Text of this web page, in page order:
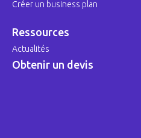
Créer un business plan
Ressources
Actualités
Obtenir un devis